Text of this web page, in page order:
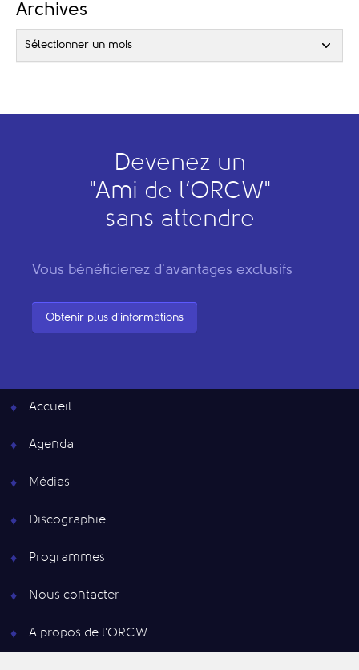
Archives
Sélectionner un mois
Devenez un
"Ami de l’ORCW"
sans attendre
Vous bénéficierez d'avantages exclusifs
Obtenir plus d'informations
Accueil
Agenda
Médias
Discographie
Programmes
Nous contacter
A propos de l’ORCW